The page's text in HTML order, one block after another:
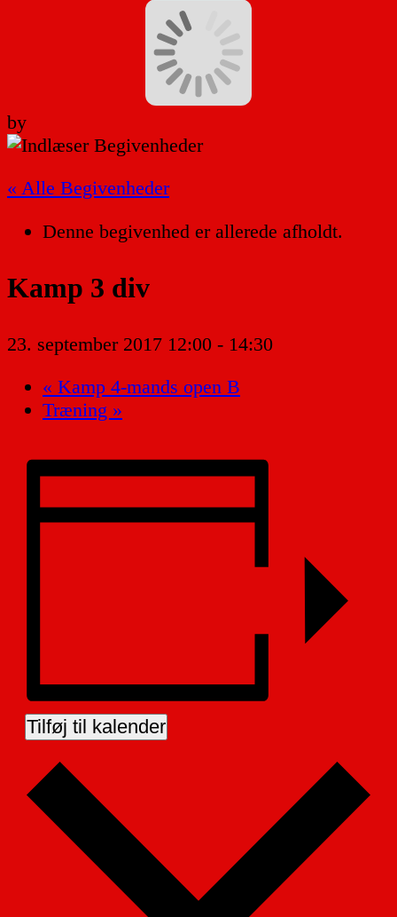
by
« Alle Begivenheder
Denne begivenhed er allerede afholdt.
Kamp 3 div
23. september 2017 12:00 - 14:30
« Kamp 4-mands open B
Træning »
Tilføj til kalender